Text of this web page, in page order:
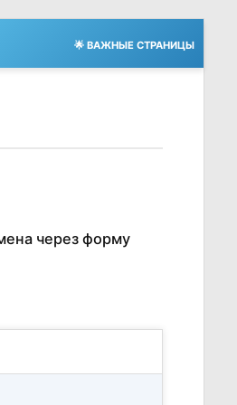
🌟 ВАЖНЫЕ СТРАНИЦЫ
через форму